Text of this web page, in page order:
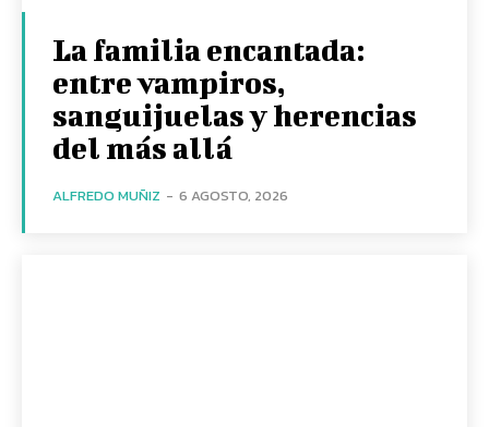
La familia encantada:
entre vampiros,
sanguijuelas y herencias
del más allá
ALFREDO MUÑIZ - 6 AGOSTO, 2026